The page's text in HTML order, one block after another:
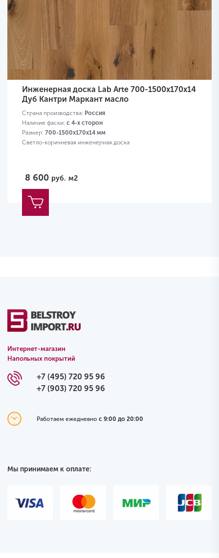
Инженерная доска Lab Arte 700-1500х170х14
Дуб Кантри Маркант масло
Страна производства: Россия
Наличие фаски: с 4-х сторон
Размер: 700-1500х170х14 мм
Светло-коричневая инженерная доска
8 600 руб. м2
Интернет-магазин
Напольных покрытий
+7 (495) 720 95 96
+7 (903) 720 95 96
Работаем ежедневно с 9:00 до 20:00
Мы принимаем к оплате: